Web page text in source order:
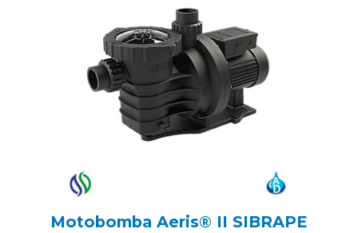
Motobomba Aeris® II SIBRAPE